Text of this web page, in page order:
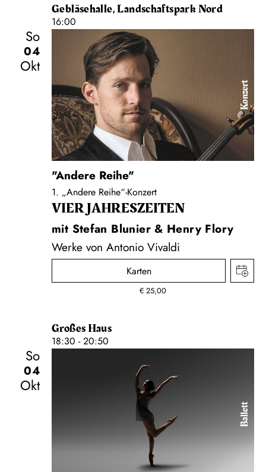
Gebläsehalle, Landschaftspark Nord
16:00
So
04
Okt
Konzert
"Andere Reihe"
1. „Andere Reihe“-Konzert
VIER JAHRESZEITEN
mit Stefan Blunier & Henry Flory
Werke von Antonio Vivaldi
Karten
€ 25,00
Großes Haus
18:30 - 20:50
So
04
Okt
Ballett